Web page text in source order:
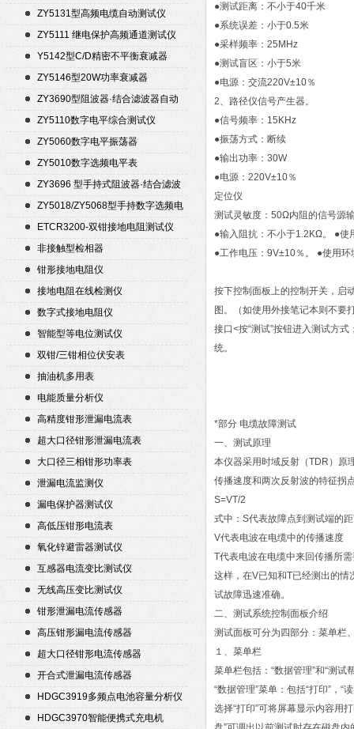
ZY5131型高频电缆自动测试仪
ZY5111 继电保护高频通道测试仪
Y5142型C/D精密不平衡衰减器
（50Ω）
ZY5146型20W功率衰减器
ZY3690型阻波器·结合滤波器自动
测试仪
ZY5110数字电平综合测试仪
ZY5060数字电平振荡器
ZY5010数字选频电平表
ZY3696 型手持式阻波器·结合滤波
器自动测试仪
ZY5018/ZY5068型手持数字选频电
平表/电平振荡器
ETCR3200-双钳接地电阻测试仪
非接触型检相器
钳形接地电阻仪
接地电阻在线检测仪
数字式接地电阻仪
智能型等电位测试仪
双钳/三钳相位伏安表
抽油机多用表
电能质量分析仪
高精度钳形泄漏电流表
超大口径钳形泄漏电流表
大口径三相钳形功率表
泄漏电流监测仪
漏电保护器测试仪
高低压钳形电流表
氧化锌避雷器测试仪
互感器电流变比测试仪
无线高压变比测试仪
钳形泄漏电流传感器
高压钳形漏电流传感器
超大口径钳形电流传感器
开合式泄漏电流传感器
HDGC3919多频点电池容量分析仪
HDGC3970智能便携式充电机
●测试距离：不小于40千米
●系统误差：小于0.5米
●采样频率：25MHz
●测试盲区：小于5米
●电源：交流220V±10％
2、路径仪信号产生器。
●信号频率：15KHz
●振荡方式：断续
●输出功率：30W
●电源：220V±10％
定位仪
测试灵敏度：50Ω内阻的信号源
●输入阻抗：不小于1.2KΩ。 ●
●工作电压：9V±10％。 ●使用
按下控制面板上的控制开关，启
图。（如使用外接笔记本则不要
接口<按“测试”按钮进入测试方
统。
*部分 电缆故障测试
一、测试原理
本仪器采用时域反射（TDR）原
传播速度和两次反射波的特征拐
S=VT/2
式中：S代表故障点到测试端的
V代表电波在电缆中的传播速度
T代表电波在电缆中来回传播所
这样，在V已知和T已经测出的
试故障迅速准确。
二、测试系统控制面板介绍
测试面板可分为四部分：菜单栏
１、菜单栏
菜单栏包括：“数据管理”和“测试
“数据管理”菜单：包括“打印”，“
选择“打印”可将屏幕显示内容用